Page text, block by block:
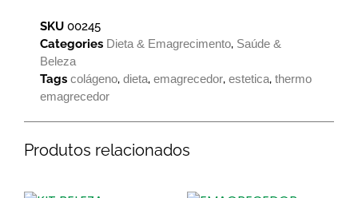
SKU 00245
Categories Dieta & Emagrecimento, Saúde &
Beleza
Tags colágeno, dieta, emagrecedor, estetica, thermo
emagrecedor
Produtos relacionados